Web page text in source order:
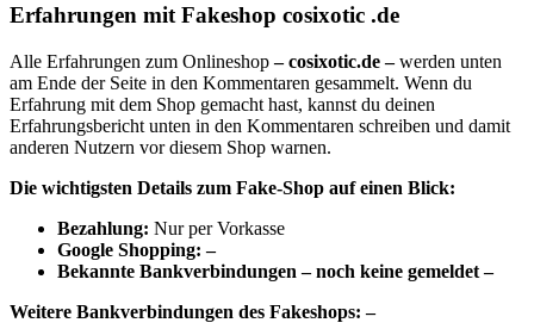
Erfahrungen mit Fakeshop cosixotic .de
Alle Erfahrungen zum Onlineshop– cosixotic.de –werden unten
am Ende der Seite in den Kommentaren gesammelt. Wenn du
Erfahrung mit dem Shop gemacht hast, kannst du deinen
Erfahrungsbericht unten in den Kommentaren schreiben und damit
anderen Nutzern vor diesem Shop warnen.
Die wichtigsten Details zum Fake-Shop auf einen Blick:
Bezahlung: Nur per Vorkasse
Google Shopping: –
Bekannte Bankverbindungen – noch keine gemeldet –
Weitere Bankverbindungen des Fakeshops: –